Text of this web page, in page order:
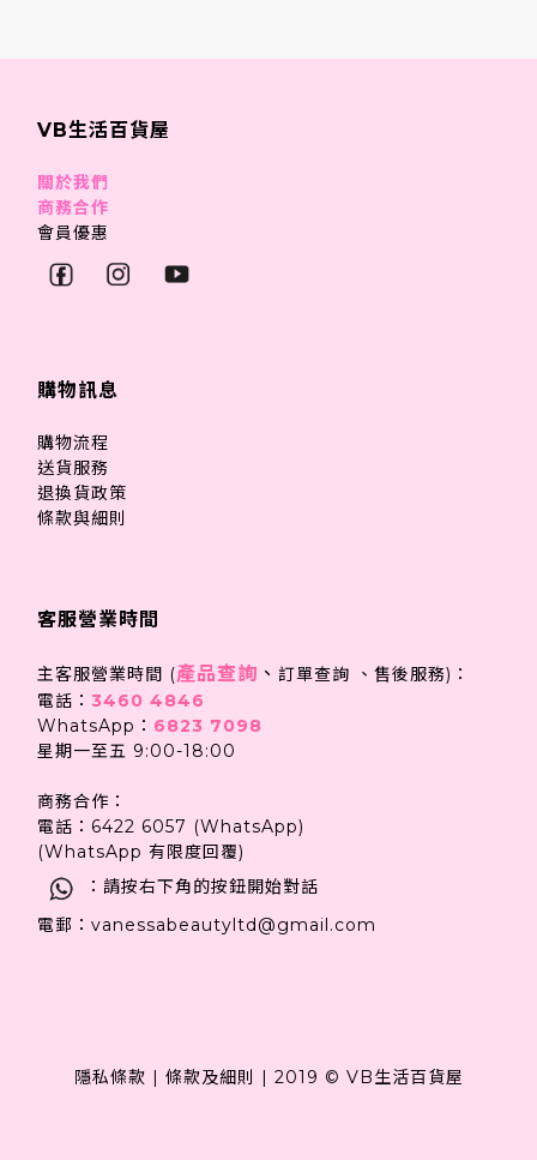
VB生活百貨屋
關於我們
商務合作
會員優惠
購物訊息
購物流程
送貨服務
退換貨政策
條款與細則
客服營業時間
主客服營業時間 (產品查詢 、 訂單查詢 、售後服務)：
電話： 3460 4846
WhatsApp： 6823 7098
星期一至五 9:00-18:00
商務合作：
電話：6422 6057 (WhatsApp)
(WhatsApp 有限度回覆)
：請按右下角的按鈕開始對話
電郵：vanessabeautyltd@gmail.com
隱私條款 | 條款及細則 | 2019 © VB生活百貨屋